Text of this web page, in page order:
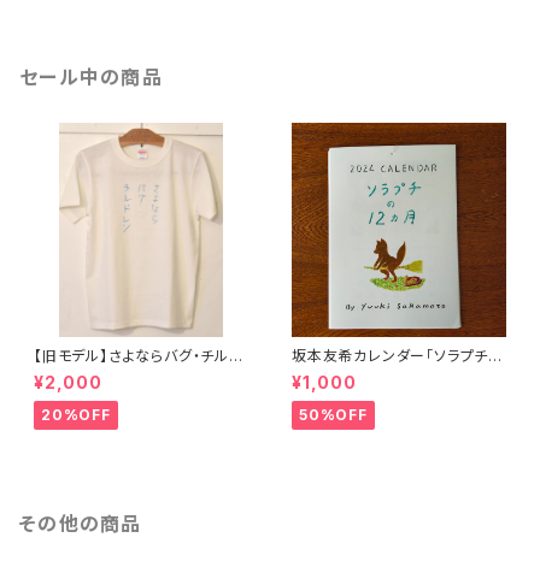
セール中の商品
【旧モデル】さよならバグ・チルド
レン（Tanka T-shirt）
¥2,000
20%OFF
坂本友希カレンダー「ソラプチの
１２ヶ月」
¥1,000
50%OFF
その他の商品